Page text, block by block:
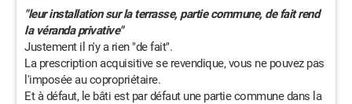
"leur installation sur la terrasse, partie commune, de fait rend
la véranda privative"
Justement il n'y a rien "de fait".
La prescription acquisitive se revendique, vous ne pouvez pas
l'imposée au copropriétaire.
Et à défaut, le bâti est par défaut une partie commune dans la